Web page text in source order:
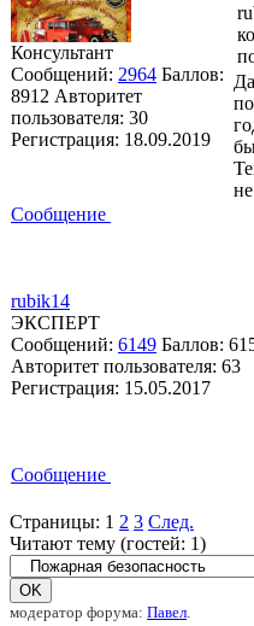
Консультант
Сообщений: 2964 Баллов:
8912 Авторитет
пользователя: 30
Регистрация: 18.09.2019
Сообщение
rubik14
ЭКСПЕРТ
Сообщений: 6149 Баллов:
Авторитет пользователя: 63
Регистрация: 15.05.2017
Сообщение
Страницы: 1 2 3 След.
Читают тему (гостей: 1)
модератор форума: Павел